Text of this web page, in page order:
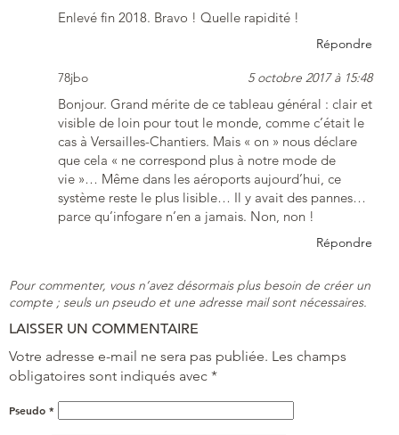
Enlevé fin 2018. Bravo ! Quelle rapidité !
Répondre
78jbo 5 octobre 2017 à 15:48
Bonjour. Grand mérite de ce tableau général : clair et
visible de loin pour tout le monde, comme c’était le
cas à Versailles-Chantiers. Mais « on » nous déclare
que cela « ne correspond plus à notre mode de
vie »… Même dans les aéroports aujourd’hui, ce
système reste le plus lisible… Il y avait des pannes…
parce qu’infogare n’en a jamais. Non, non !
Répondre
Pour commenter, vous n’avez désormais plus besoin de créer un
compte ; seuls un pseudo et une adresse mail sont nécessaires.
LAISSER UN COMMENTAIRE
Votre adresse e-mail ne sera pas publiée. Les champs
obligatoires sont indiqués avec *
Pseudo *